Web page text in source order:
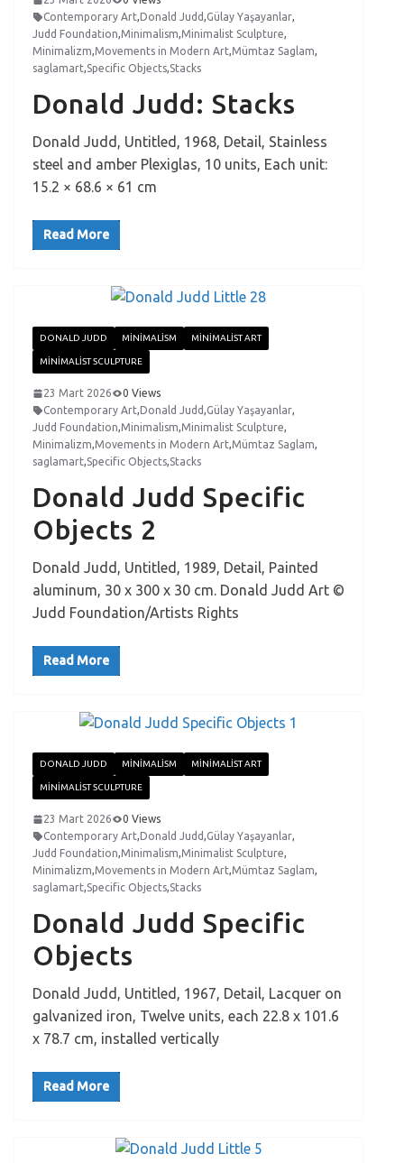
Contemporary Art,Donald Judd,Gülay Yaşayanlar,
Judd Foundation,Minimalism,Minimalist Sculpture,
Minimalizm,Movements in Modern Art,Mümtaz Saglam,
saglamart,Specific Objects,Stacks
Donald Judd: Stacks
Donald Judd, Untitled, 1968, Detail, Stainless
steel and amber Plexiglas, 10 units, Each unit:
15.2 × 68.6 × 61 cm
Read More
DONALD JUDD MINIMALISM MINIMALIST ART
MINIMALIST SCULPTURE
23 Mart 2026
0 Views
Contemporary Art,Donald Judd,Gülay Yaşayanlar,
Judd Foundation,Minimalism,Minimalist Sculpture,
Minimalizm,Movements in Modern Art,Mümtaz Saglam,
saglamart,Specific Objects,Stacks
Donald Judd Specific
Objects 2
Donald Judd, Untitled, 1989, Detail, Painted
aluminum, 30 x 300 x 30 cm. Donald Judd Art ©
Judd Foundation/Artists Rights
Read More
DONALD JUDD MINIMALISM MINIMALIST ART
MINIMALIST SCULPTURE
23 Mart 2026
0 Views
Contemporary Art,Donald Judd,Gülay Yaşayanlar,
Judd Foundation,Minimalism,Minimalist Sculpture,
Minimalizm,Movements in Modern Art,Mümtaz Saglam,
saglamart,Specific Objects,Stacks
Donald Judd Specific
Objects
Donald Judd, Untitled, 1967, Detail, Lacquer on
galvanized iron, Twelve units, each 22.8 x 101.6
x 78.7 cm, installed vertically
Read More